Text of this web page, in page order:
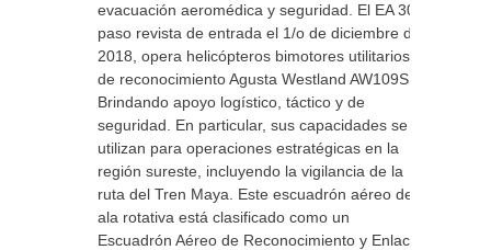
evacuación aeromédica y seguridad. El EA 304
paso revista de entrada el 1/o de diciembre de
2018, opera helicópteros bimotores utilitarios y
de reconocimiento Agusta Westland AW109SP.
Brindando apoyo logístico, táctico y de
seguridad. En particular, sus capacidades se
utilizan para operaciones estratégicas en la
región sureste, incluyendo la vigilancia de la
ruta del Tren Maya. Este escuadrón aéreo de
ala rotativa está clasificado como un
Escuadrón Aéreo de Reconocimiento y Enlace,